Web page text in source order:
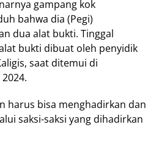
gampang kok
bahwa dia (Pegi)
dua alat bukti. Tinggal
bukti dibuat oleh penyidik
saat ditemui di
harus bisa menghadirkan dan
saksi-saksi yang dihadirkan